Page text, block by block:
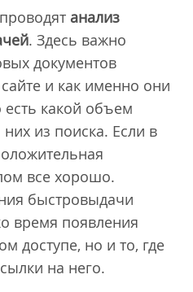
анализ
. Здесь важно
документов
и как именно они
есть какой объем
из поиска. Если в
все хорошо.
быстровыдачи
время появления
доступе, но и то, где
на него.